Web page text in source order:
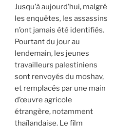
Jusqu’à aujourd’hui, malgré
les enquêtes, les assassins
n’ont jamais été identifiés.
Pourtant du jour au
lendemain, les jeunes
travailleurs palestiniens
sont renvoyés du moshav,
et remplacés par une main
d’œuvre agricole
étrangère, notamment
thaïlandaise. Le film